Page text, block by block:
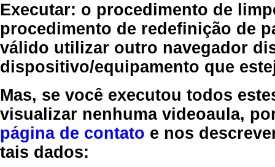
Executar: o procedimento de
procedimento de redefinição de
válido utilizar outro navegador
dispositivo/equipamento que
Mas, se você executou todos
visualizar nenhuma videoaula,
página de contato e nos
tais dados: